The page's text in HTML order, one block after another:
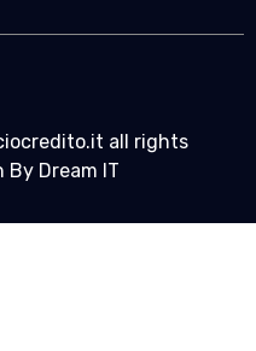
all rights
By Dream IT